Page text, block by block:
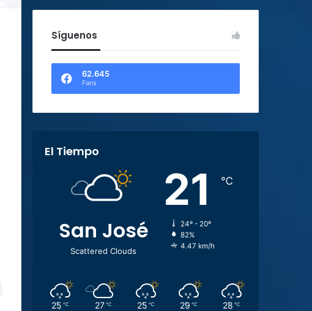
Síguenos
62.645
Fans
El Tiempo
San José
Scattered Clouds
21 ℃
24º - 20º
82%
4.47 km/h
25 ℃ 27 ℃ 25 ℃ 29 ℃ 28 ℃